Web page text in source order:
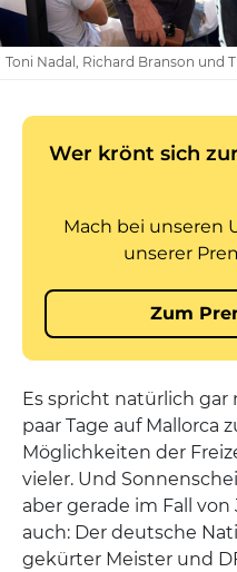
Toni Nadal, Richard Branson und
Es spricht natürlich
paar Tage auf Mallorca
Möglichkeiten der
vieler. Und
aber gerade im Fall
auch: Der deutsche
gekürter Meister und